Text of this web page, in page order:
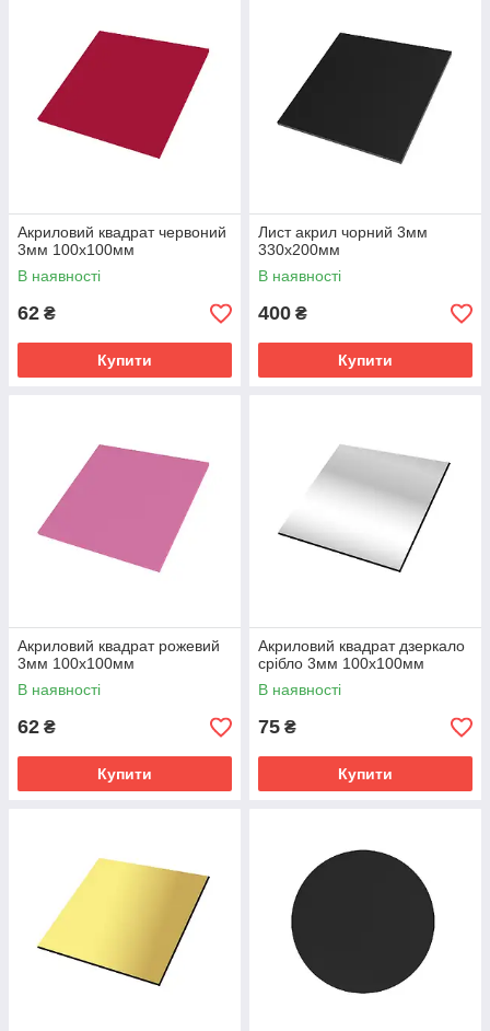
Акриловий квадрат червоний
3мм 100х100мм
В наявності
62 ₴
Купити
Лист акрил чорний 3мм
330х200мм
В наявності
400 ₴
Купити
Акриловий квадрат рожевий
3мм 100х100мм
В наявності
62 ₴
Купити
Акриловий квадрат дзеркало
срібло 3мм 100х100мм
В наявності
75 ₴
Купити